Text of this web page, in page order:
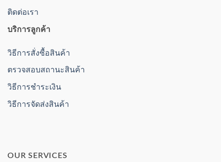
ติดต่อเรา
บริการลูกค้า
วิธีการสั่งซื้อสินค้า
ตรวจสอบสถานะสินค้า
วิธีการชำระเงิน
วิธีการจัดส่งสินค้า
OUR SERVICES